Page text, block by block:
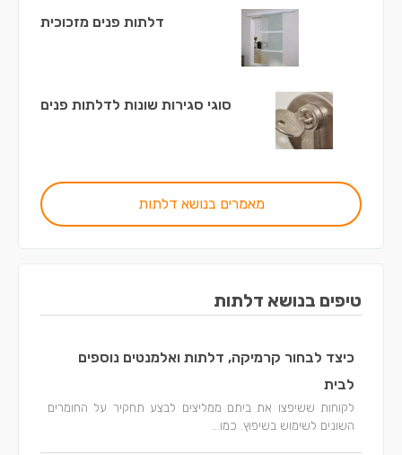
דלתות פנים מזכוכית
סוגי סגירות שונות לדלתות פנים
מאמרים בנושא דלתות
טיפים בנושא דלתות
כיצד לבחור קרמיקה, דלתות ואלמנטים נוספים
לבית
לקוחות ששיפצו את ביתם ממליצים לבצע תחקיר על החומרים
השונים לשימוש בשיפוץ. כמו...